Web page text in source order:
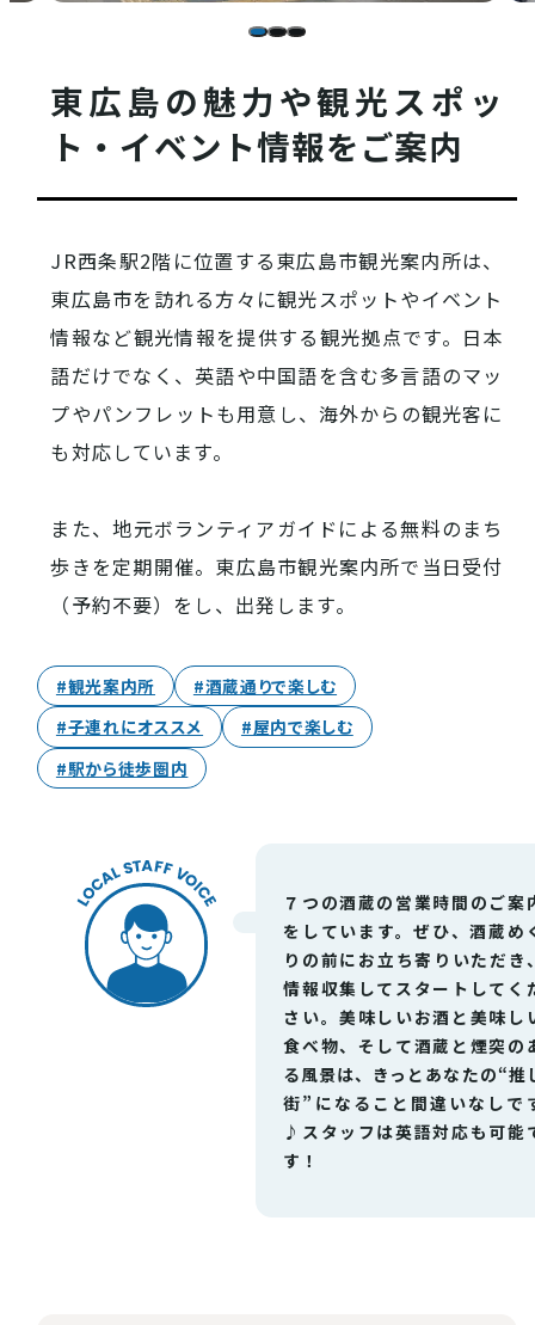
東広島の魅力や観光スポッ
ト・イベント情報をご案内
JR西条駅2階に位置する東広島市観光案内所は、
東広島市を訪れる方々に観光スポットやイベント
情報など観光情報を提供する観光拠点です。日本
語だけでなく、英語や中国語を含む多言語のマッ
プやパンフレットも用意し、海外からの観光客に
も対応しています。
また、地元ボランティアガイドによる無料のまち
歩きを定期開催。東広島市観光案内所で当日受付
（予約不要）をし、出発します。
#観光案内所
#酒蔵通りで楽しむ
#子連れにオススメ
#屋内で楽しむ
#駅から徒歩圏内
７つの酒蔵の営業時間のご案
をしています。ぜひ、酒蔵め
りの前にお立ち寄りいただき
情報収集してスタートしてく
さい。美味しいお酒と美味し
食べ物、そして酒蔵と煙突の
る風景は、きっとあなたの“推
街”になること間違いなしで
♪スタッフは英語対応も可能
す！
注目コンテンツ
PICK UP
西条酒蔵通り特設ページ
特集記事
その他注目コンテンツ